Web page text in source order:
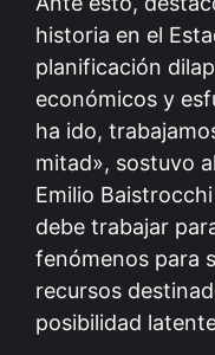
historia en el
planificación
económicos y
ha ido,
mitad», sostuvo
Emilio
debe trabajar
fenómenos para
recursos
posibilidad